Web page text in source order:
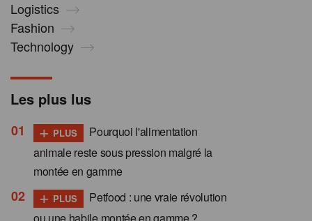
Logistics
Fashion
Technology
Les plus lus
+ PLUS
Pourquoi l'alimentation
animale reste sous pression malgré la
montée en gamme
+ PLUS
Petfood : une vraie révolution